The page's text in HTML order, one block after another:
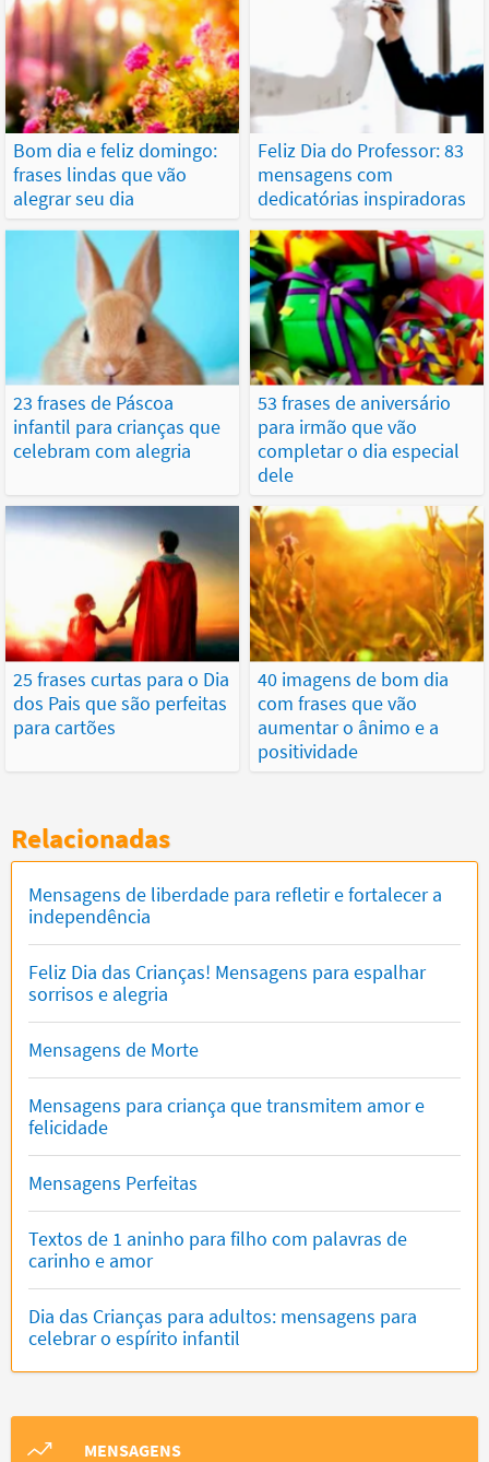
Bom dia e feliz domingo:
frases lindas que vão
alegrar seu dia
Feliz Dia do Professor: 83
mensagens com
dedicatórias inspiradoras
23 frases de Páscoa
infantil para crianças que
celebram com alegria
53 frases de aniversário
para irmão que vão
completar o dia especial
dele
25 frases curtas para o Dia
dos Pais que são perfeitas
para cartões
40 imagens de bom dia
com frases que vão
aumentar o ânimo e a
positividade
Relacionadas
Mensagens de liberdade para refletir e fortalecer a
independência
Feliz Dia das Crianças! Mensagens para espalhar
sorrisos e alegria
Mensagens de Morte
Mensagens para criança que transmitem amor e
felicidade
Mensagens Perfeitas
Textos de 1 aninho para filho com palavras de
carinho e amor
Dia das Crianças para adultos: mensagens para
celebrar o espírito infantil
MENSAGENS